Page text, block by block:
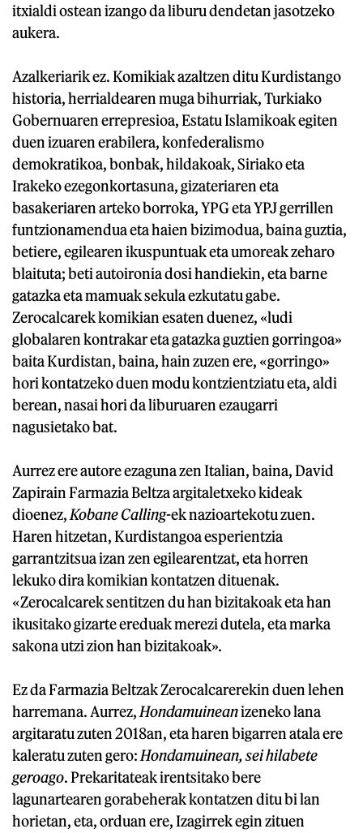
itxialdi ostean izango da liburu dendetan jasotzeko
aukera.
Azalkeriarik ez. Komikiak azaltzen ditu Kurdistango
historia, herrialdearen muga bihurriak, Turkiako
Gobernuaren errepresioa, Estatu Islamikoak egiten
duen izuaren erabilera, konfederalismo
demokratikoa, bonbak, hildakoak, Siriako eta
Irakeko ezegonkortasuna, gizateriaren eta
basakeriaren arteko borroka, YPG eta YPJ gerrillen
funtzionamendua eta haien bizimodua, baina guztia,
betiere, egilearen ikuspuntuak eta umoreak zeharo
blaituta; beti autoironia dosi handiekin, eta barne
gatazka eta mamuak sekula ezkutatu gabe.
Zerocalcarek komikian esaten duenez, «ludi
globalaren kontrakar eta gatazka guztien gorringoa»
baita Kurdistan, baina, hain zuzen ere, «gorringo»
hori kontatzeko duen modu kontzientziatu eta, aldi
berean, nasai hori da liburuaren ezaugarri
nagusietako bat.
Aurrez ere autore ezaguna zen Italian, baina, David
Zapirain Farmazia Beltza argitaletxeko kideak
dioenez, Kobane Calling-ek nazioartekotu zuen.
Haren hitzetan, Kurdistangoa esperientzia
garrantzitsua izan zen egilearentzat, eta horren
lekuko dira komikian kontatzen dituenak.
«Zerocalcarek sentitzen du han bizitakoak eta han
ikusitako gizarte ereduak merezi dutela, eta marka
sakona utzi zion han bizitakoak».
Ez da Farmazia Beltzak Zerocalcarerekin duen lehen
harremana. Aurrez, Hondamuineanizeneko lana
argitaratu zuten 2018an, eta haren bigarren atala ere
kaleratu zuten gero: Hondamuinean, sei hilabete
geroago. Prekaritateak irentsitako bere
lagunartearen gorabeherak kontatzen ditu bi lan
horietan, eta, orduan ere, Izagirrek egin zituen